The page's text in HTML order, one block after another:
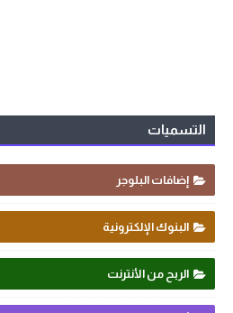
التسميات
إضافات البلوجر
البنوك الإلكترونية
الربح من الأنترنت